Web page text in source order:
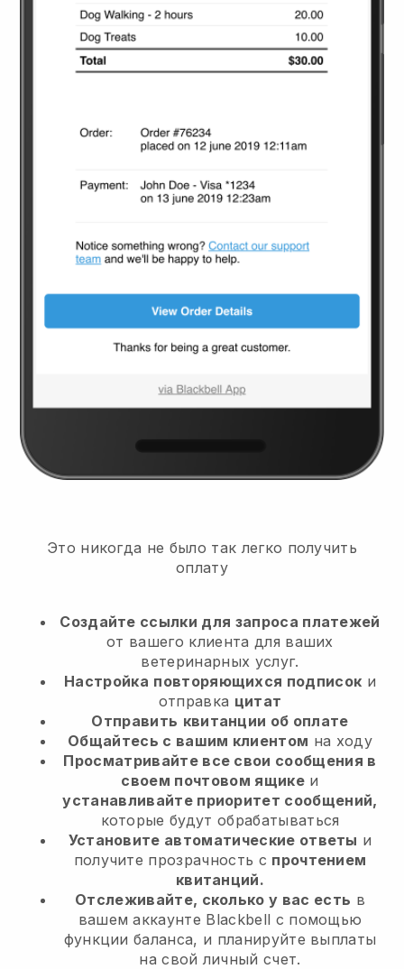
Это никогда не было так легко получить
оплату
Создайте ссылки для запроса платежей
от вашего клиента для ваших
ветеринарных услуг.
Настройка повторяющихся подписок и
отправка цитат
Отправить квитанции об оплате
Общайтесь с вашим клиентом на ходу
Просматривайте все свои сообщения в
своем почтовом ящикеи
устанавливайте приоритет сообщений,
которые будут обрабатываться
Установите автоматические ответы и
получите прозрачность с прочтением
квитанций.
Отслеживайте, сколько у вас есть в
вашем аккаунте Blackbell с помощью
функции баланса, и планируйте выплаты
на свой личный счет.